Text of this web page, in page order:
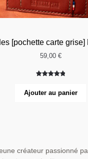
[pochette carte grise]
59,00 €
sur 5
Ajouter au panier
créateur passionné